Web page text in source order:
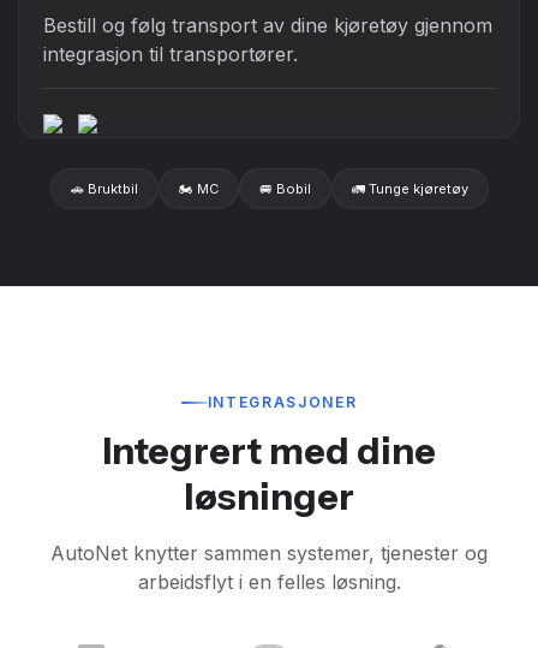
Bestill og følg transport av dine kjøretøy gjennom
integrasjon til transportører.
🚗 Bruktbil 🏍️ MC 🚐 Bobil 🚛 Tunge kjøretøy
INTEGRASJONER
Integrert med dine
løsninger
AutoNet knytter sammen systemer, tjenester og
arbeidsflyt i en felles løsning.